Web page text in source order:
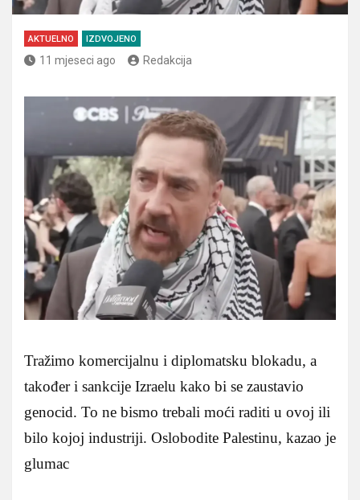
AKTUELNO IZDVOJENO
11 mjeseci ago Redakcija
Tražimo komercijalnu i diplomatsku blokadu, a
također i sankcije Izraelu kako bi se zaustavio
genocid. To ne bismo trebali moći raditi u ovoj ili
bilo kojoj industriji. Oslobodite Palestinu, kazao je
glumac